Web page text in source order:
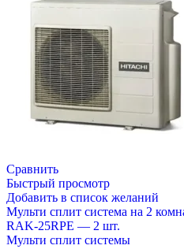
Сравнить
Быстрый просмотр
Добавить в список желаний
Мульти сплит система на 2
RAK-25RPE — 2 шт.
Мульти сплит системы